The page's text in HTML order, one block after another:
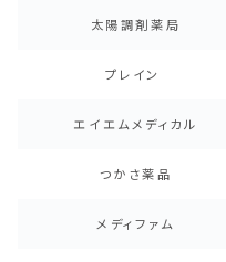
太陽調剤薬局
プレイン
エイエムメディカル
つかさ薬品
メディファム